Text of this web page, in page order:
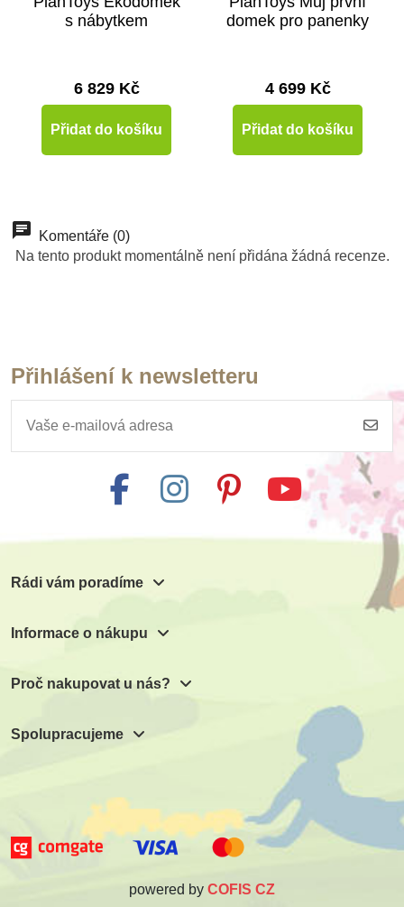
s nábytkem
6 829 Kč
Přidat do košíku
domek pro panenky
4 699 Kč
Přidat do košíku
Výprodej
PlanToys Moderní
Komentáře (0)
Na tento produkt momentálně není přidána žádná recenze.
Přihlášení k newsletteru
Rádi vám poradíme
Informace o nákupu
Proč nakupovat u nás?
Spolupracujeme
powered by COFIS CZ